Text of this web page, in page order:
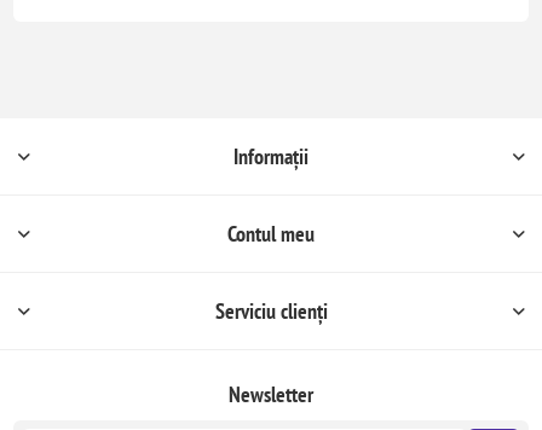
Informații
Contul meu
Serviciu clienți
Newsletter